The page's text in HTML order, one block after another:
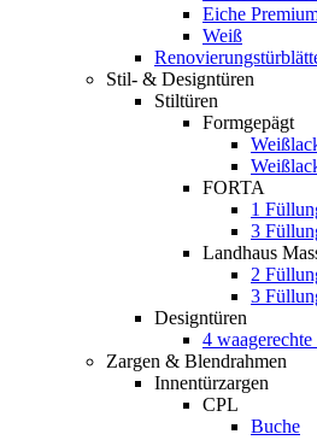
Eiche
Weiß
Stil- & Designtüren
Stiltüren
Formgepägt
FORTA
1
3
Landhaus
2
3
Designtüren
4
Zargen & Blendrahmen
Innentürzargen
CPL
Buche